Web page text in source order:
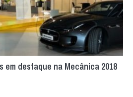
em destaque na Mecânica 2018